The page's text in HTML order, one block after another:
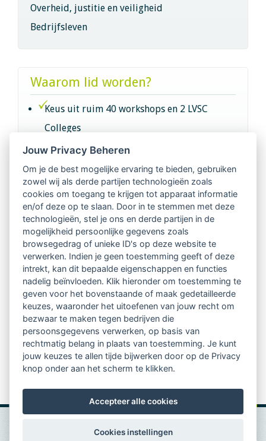
Overheid, justitie en veiligheid
Bedrijfsleven
Waarom lid worden?
Keus uit ruim 40 workshops en 2 LVSC
Colleges
Intervisie met geregistreerde vakgenoten
Netwerk van 2100 professionals in 14
regio's
Vindbaar voor opdrachtgevers
Tijdschrift voor
Begeleidingskunde & kennisbank
Beroepsregistratie (LVSC keurmerk)
Lid worden van LVSC
Jouw Privacy Beheren
Om je de best mogelijke ervaring te bieden, gebruiken
zowel wij als derde partijen technologieën zoals
cookies om toegang te krijgen tot apparaat informatie
en/of deze op te slaan. Door in te stemmen met deze
technologieën, stel je ons en derde partijen in de
mogelijkheid persoonlijke gegevens zoals
browsegedrag of unieke ID's op deze website te
verwerken. Indien je geen toestemming geeft of deze
intrekt, kan dit bepaalde eigenschappen en functies
nadelig beïnvloeden. Klik hieronder om toestemming te
geven voor het bovenstaande of maak gedetailleerde
keuzes, waaronder het uitoefenen van jouw recht om
bezwaar te maken tegen bedrijven die
persoonsgegevens verwerken, op basis van
rechtmatig belang in plaats van toestemming. Je kunt
jouw keuzes te allen tijde bijwerken door op de Privacy
knop onder aan het scherm te klikken.
Accepteer alle cookies
Cookies instellingen